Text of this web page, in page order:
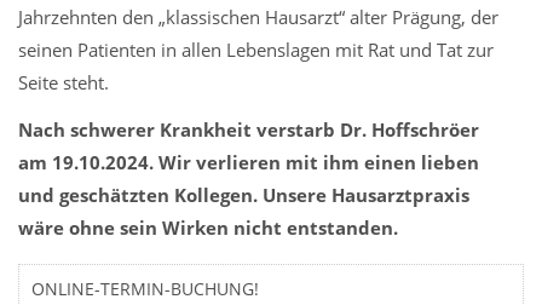
Jahrzehnten den „klassischen Hausarzt“ alter Prägung, der
seinen Patienten in allen Lebenslagen mit Rat und Tat zur
Seite steht.
Nach schwerer Krankheit verstarb Dr. Hoffschröer
am 19.10.2024. Wir verlieren mit ihm einen lieben
und geschätzten Kollegen. Unsere Hausarztpraxis
wäre ohne sein Wirken nicht entstanden.
ONLINE-TERMIN-BUCHUNG!